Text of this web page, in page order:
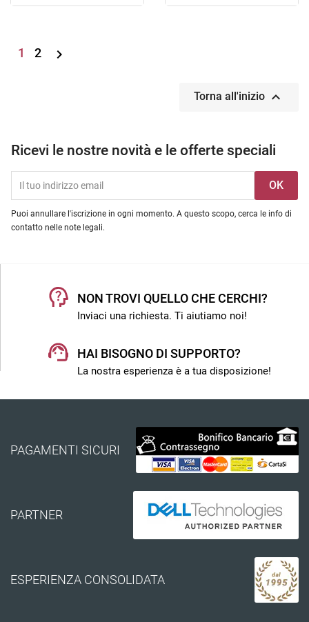
1 2 
Torna all'inizio 
Ricevi le nostre novità e le offerte speciali
Puoi annullare l'iscrizione in ogni momento. A questo scopo, cerca le info di
contatto nelle note legali.
NON TROVI QUELLO CHE CERCHI?
Inviaci una richiesta. Ti aiutiamo noi!
HAI BISOGNO DI SUPPORTO?
La nostra esperienza è a tua disposizione!
PAGAMENTI SICURI
PARTNER
ESPERIENZA CONSOLIDATA